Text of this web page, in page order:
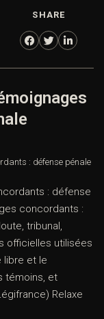
SHARE
: défense pénale
: défense
concordants :
tribunal,
officielles utilisées
libre et le
témoins, et
Relaxe